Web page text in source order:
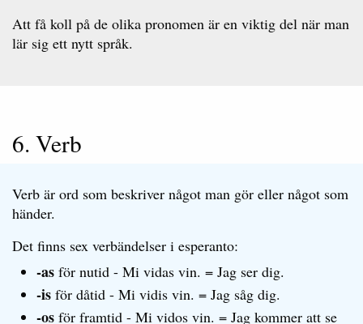
Att få koll på de olika pronomen är en viktig del när man
lär sig ett nytt språk.
6. Verb
Verb är ord som beskriver något man gör eller något som
händer.
Det finns sex verbändelser i esperanto:
-as för nutid - Mi vidas vin. = Jag ser dig.
-is för dåtid - Mi vidis vin. = Jag såg dig.
-os för framtid - Mi vidos vin. = Jag kommer att se